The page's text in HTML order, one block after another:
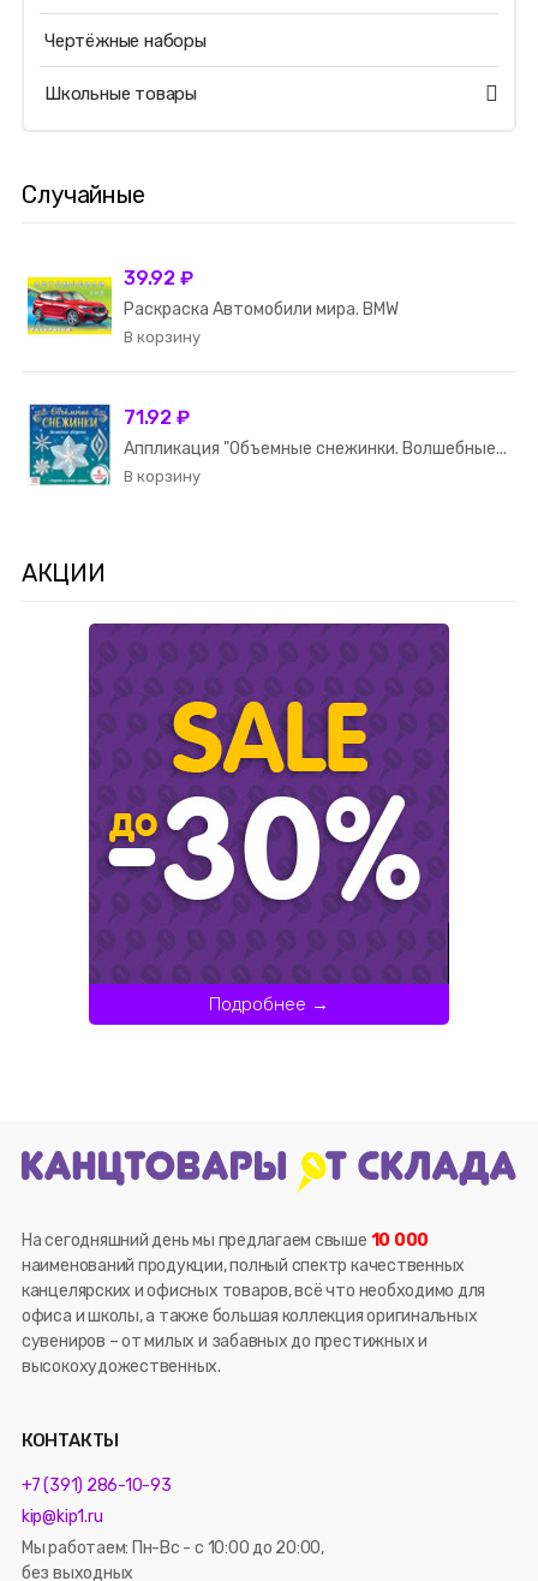
Чертёжные наборы
Школьные товары
Случайные
39.92 ₽
Раскраска Автомобили мира. BMW
71.92 ₽
Аппликация "Объемные снежинки. Волшебные...
АКЦИИ
Подробнее →
На сегодняшний день мы предлагаем свыше 10 000
наименований продукции, полный спектр качественных
канцелярских и офисных товаров, всё что необходимо для
офиса и школы, а также большая коллекция оригинальных
сувениров – от милых и забавных до престижных и
высокохудожественных.
КОНТАКТЫ
+7 (391) 286-10-93
kip@kip1.ru
Мы работаем: Пн-Вс - с 10:00 до 20:00,
без выходных